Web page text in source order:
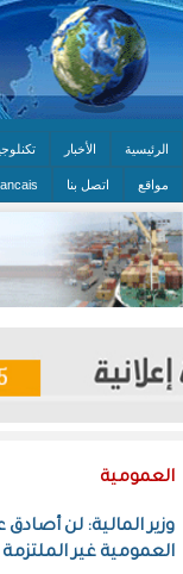
الرئيسية الأخبار
مواقع اتصل بنا
العمومية
وزير المالية: لن
العمومية غير الملتزمة